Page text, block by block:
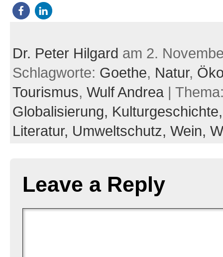
Dr. Peter Hilgard am 2.
Schlagworte: Goethe, Natur,
Tourismus, Wulf Andrea|
Globalisierung,
Literatur, Umweltschutz, Wein,
Leave a Reply